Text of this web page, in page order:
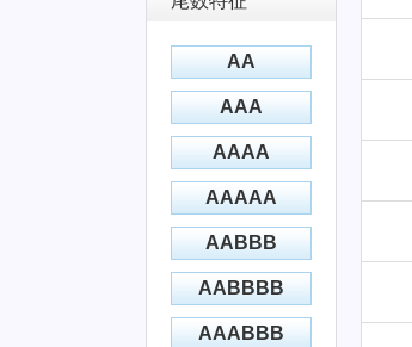
AA
AAA
AAAA
AAAAA
AABBB
AABBBB
AAABBB